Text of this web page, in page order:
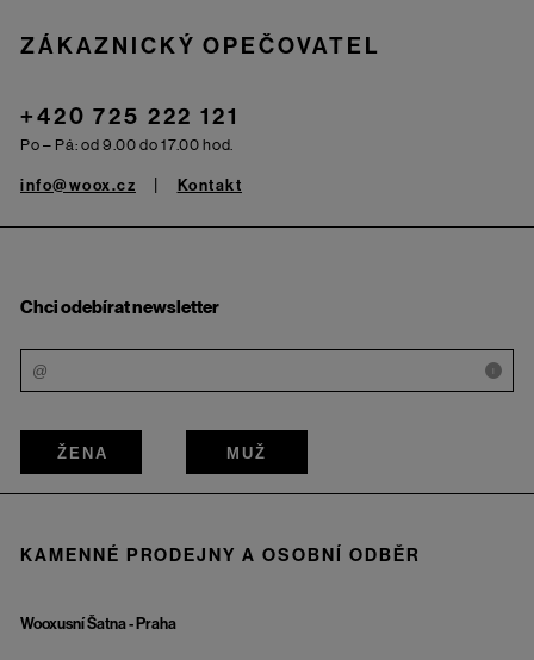
ZÁKAZNICKÝ OPEČOVATEL
+420 725 222 121
Po – Pá: od 9.00 do 17.00 hod.
info@woox.cz Kontakt
Chci odebírat newsletter
i
ŽENA MUŽ
KAMENNÉ PRODEJNY A OSOBNÍ ODBĚR
Wooxusní Šatna - Praha